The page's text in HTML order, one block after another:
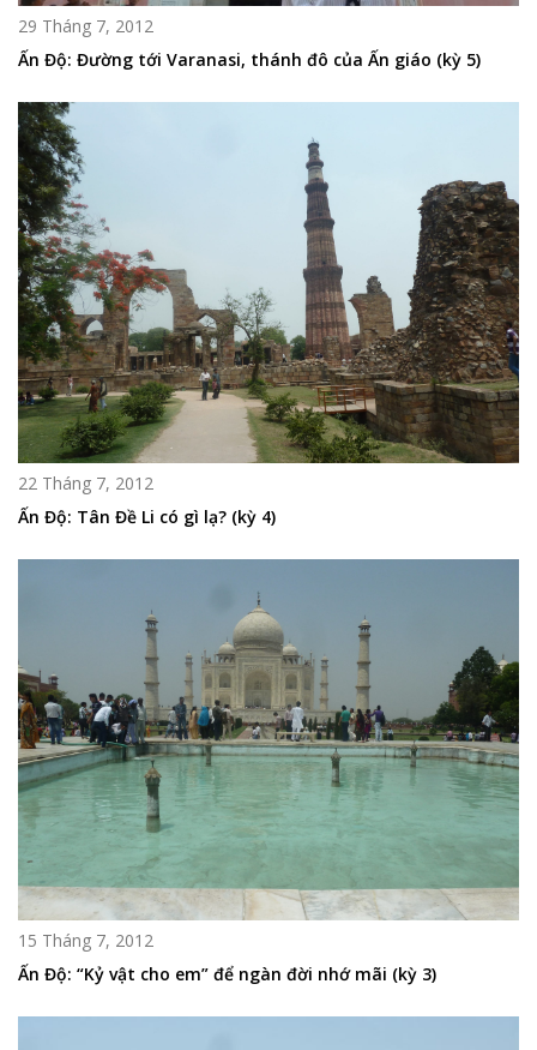
29 Tháng 7, 2012
Ấn Độ: Đường tới Varanasi, thánh đô của Ấn giáo (kỳ 5)
22 Tháng 7, 2012
Ấn Độ: Tân Đề Li có gì lạ? (kỳ 4)
15 Tháng 7, 2012
Ấn Độ: “Kỷ vật cho em” để ngàn đời nhớ mãi (kỳ 3)